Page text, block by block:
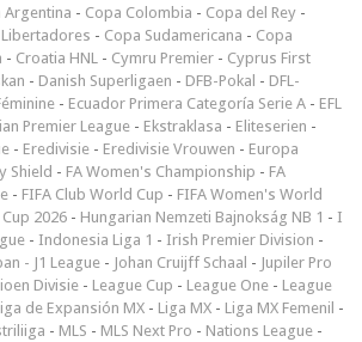
Argentina - Copa Colombia - Copa del Rey -
- Copa Sudamericana - Copa
- Croatia HNL - Cymru Premier - Cyprus First
- Danish Superligaen - DFB-Pokal - DFL-
- Ecuador Primera Categoría Serie A - EFL
Premier League - Ekstraklasa - Eliteserien -
- Eredivisie - Eredivisie Vrouwen - Europa
Shield - FA Women's Championship - FA
- FIFA Club World Cup - FIFA Women's World
2026 - Hungarian Nemzeti Bajnokság NB 1 - I
- Indonesia Liga 1 - Irish Premier Division -
- J1 League - Johan Cruijff Schaal - Jupiler Pro
Divisie - League Cup - League One - League
de Expansión MX - Liga MX - Liga MX Femenil -
- MLS - MLS Next Pro - Nations League -